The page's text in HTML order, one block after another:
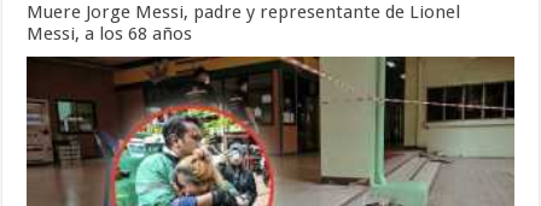
Muere Jorge Messi, padre y representante de Lionel
Messi, a los 68 años